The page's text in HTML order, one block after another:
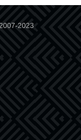
2023